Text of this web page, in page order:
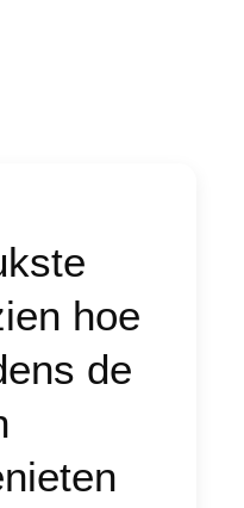
hoe
de